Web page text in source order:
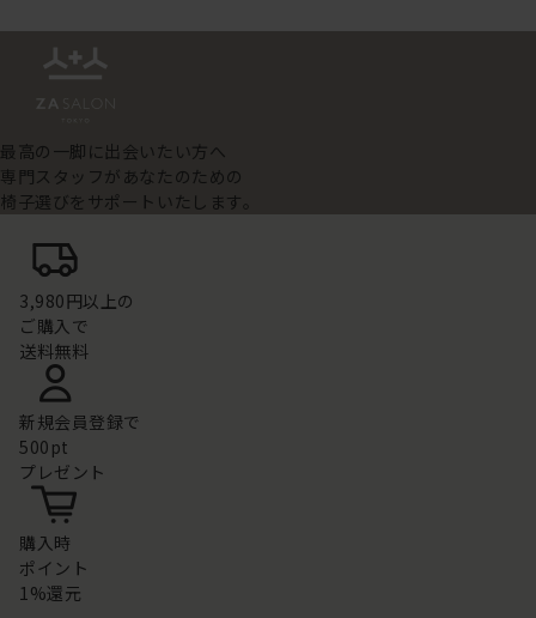
最高の一脚に出会いたい方へ
専門スタッフがあなたのための
椅子選びをサポートいたします。
3,980円以上の
ご購入で
送料無料
新規会員登録で
500pt
プレゼント
購入時
ポイント
1%還元